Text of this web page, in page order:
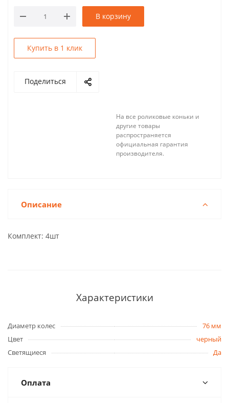
В корзину
Купить в 1 клик
Поделиться
На все роликовые коньки и
другие товары
распространяется
официальная гарантия
производителя.
Описание
Комплект: 4шт
Характеристики
Диаметр колес
76 мм
Цвет
черный
Светящиеся
Да
Оплата